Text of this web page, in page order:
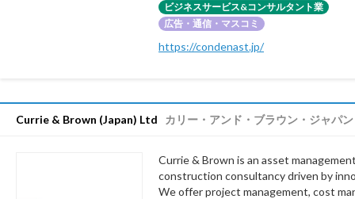
ビジネスサービス&コンサルタント業
広告・通信・マスコミ
https://condenast.jp/
Currie & Brown (Japan) Ltd カリー・アンド・ブラウン・ジャパ
Currie & Brown is an asset
construction consultancy driven by
We offer project management, cost